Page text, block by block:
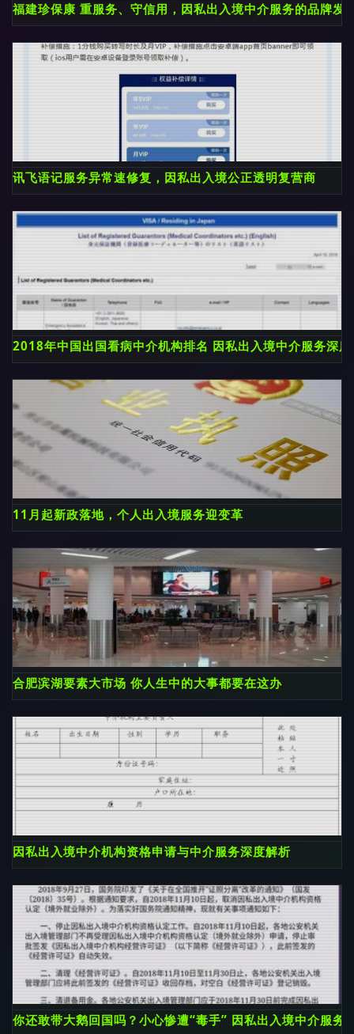
福建珍保康 重服务、守信用，因私出入境中介服务的品牌发
讯飞语记服务异常速修复，因私出入境公正透明复营商
2018年中国出国看病中介机构排名 因私出入境中介服务深
11月起新政落地，个人出入境服务迎变革
合肥滨湖要素大市场 你人生中的大事都要在这办
因私出入境中介机构资格申请与中介服务深度解析
你还敢带大鹅回国吗？小心惨遭“毒手” 因私出入境中介服务